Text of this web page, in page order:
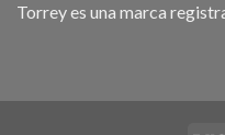
Torrey es una marca